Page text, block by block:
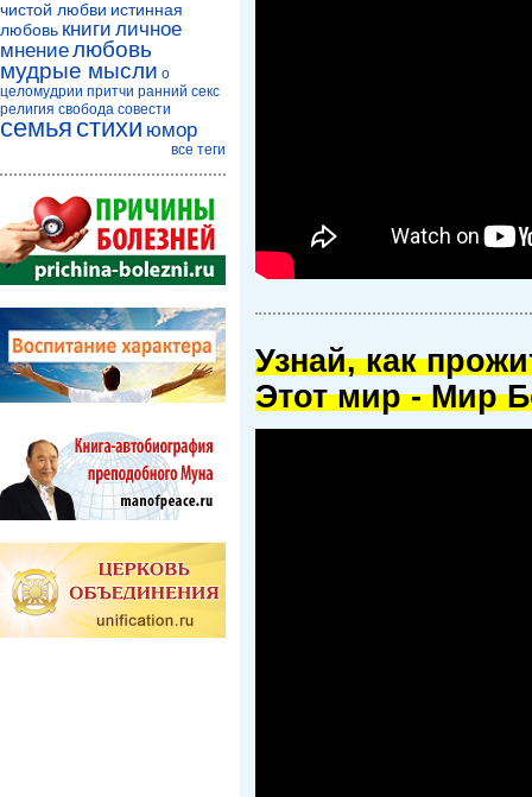
Узнай, как
Этот мир - Мир
чистой любви истинная
любовь книги личное
мнениелюбовь
мудрые мысли о
целомудрии притчи ранний секс
религия свобода совести
семья стихи юмор
все теги